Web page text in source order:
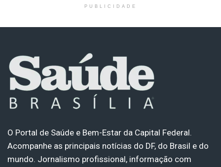
PUBLICIDADE
O Portal de Saúde e Bem-Estar da Capital Federal.
Acompanhe as principais notícias do DF, do Brasil e do
mundo. Jornalismo profissional, informação com